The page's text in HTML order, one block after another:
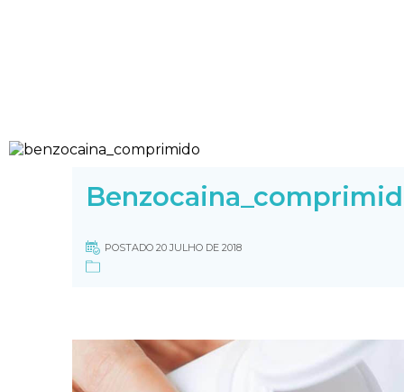
POSTADO 20 JULHO DE 2018